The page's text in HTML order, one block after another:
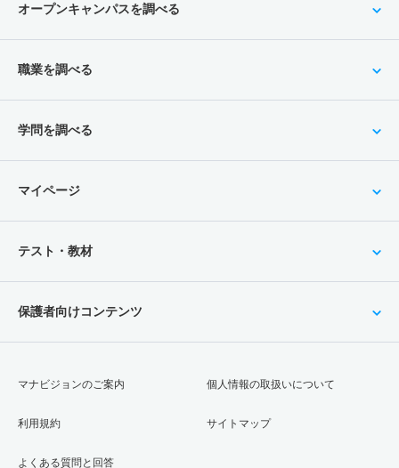
オープンキャンパスを調べる
職業を調べる
学問を調べる
マイページ
テスト・教材
保護者向けコンテンツ
マナビジョンのご案内
利用規約
よくある質問と回答
個人情報の取扱いについて
サイトマップ